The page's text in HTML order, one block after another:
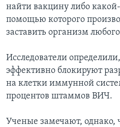
Языки
найти вакцину либо
помощью которого
заставить организм
Исследователи
эффективно блокируют
на клетки иммунной
процентов штаммов ВИЧ.
Ученые замечают, однако,